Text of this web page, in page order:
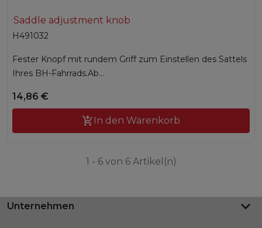
Saddle adjustment knob
H491032
Fester Knopf mit rundem Griff zum Einstellen des Sattels
Ihres BH-Fahrrads.Ab...
14,86 €
 In den Warenkorb
1 - 6 von 6 Artikel(n)
Unternehmen
keyboard_arrow_down